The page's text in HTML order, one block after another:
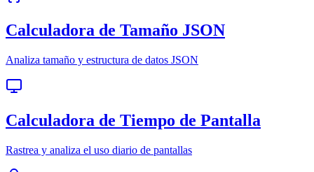
Calculadora de Tamaño JSON
Analiza tamaño y estructura de datos JSON
Calculadora de Tiempo de Pantalla
Rastrea y analiza el uso diario de pantallas